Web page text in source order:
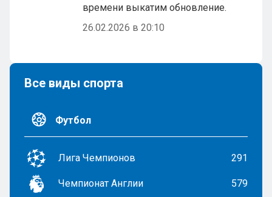
времени выкатим обновление.
26.02.2026 в 20:10
Все виды спорта
Футбол
Лига Чемпионов 291
Чемпионат Англии 579